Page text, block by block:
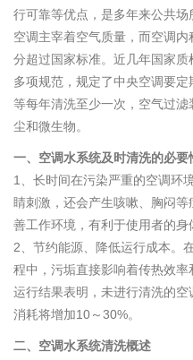
行可靠等优点，是多年来公共
空调主宰着空气质量，而空调
分超过国家标准。近几年国家
多项规范，规定了中央空调要
等每年清洗至少一次，空气过
尘和微生物。
一、空调水系统及时清洗的必要
1、长时间在污染严重的空调环
睛刺激，还会产生咳嗽、胸闷
善工作环境，有利于使用者的身
2、节约能源、降低运行成本。
程中，污垢直接影响着传热效
运行结果表明，未进行清洗的
消耗将增加10～30%。
二、空调水系统清洗概述